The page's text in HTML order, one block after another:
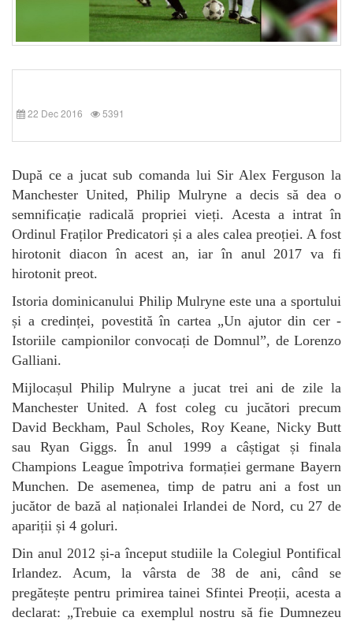
22 Dec 2016 5391
După ce a jucat sub comanda lui Sir Alex Ferguson la
Manchester United, Philip Mulryne a decis să dea o
semnificație radicală propriei vieți. Acesta a intrat în
Ordinul Fraților Predicatori și a ales calea preoției. A fost
hirotonit diacon în acest an, iar în anul 2017 va fi
hirotonit preot.
Istoria dominicanului Philip Mulryne este una a sportului
și a credinței, povestită în cartea „Un ajutor din cer -
Istoriile campionilor convocați de Domnul”, de Lorenzo
Galliani.
Mijlocașul Philip Mulryne a jucat trei ani de zile la
Manchester United. A fost coleg cu jucători precum
David Beckham, Paul Scholes, Roy Keane, Nicky Butt
sau Ryan Giggs. În anul 1999 a câștigat și finala
Champions League împotriva formației germane Bayern
Munchen. De asemenea, timp de patru ani a fost un
jucător de bază al naționalei Irlandei de Nord, cu 27 de
apariții și 4 goluri.
Din anul 2012 și-a început studiile la Colegiul Pontifical
Irlandez. Acum, la vârsta de 38 de ani, când se
pregătește pentru primirea tainei Sfintei Preoții, acesta a
declarat: „Trebuie ca exemplul nostru să fie Dumnezeu